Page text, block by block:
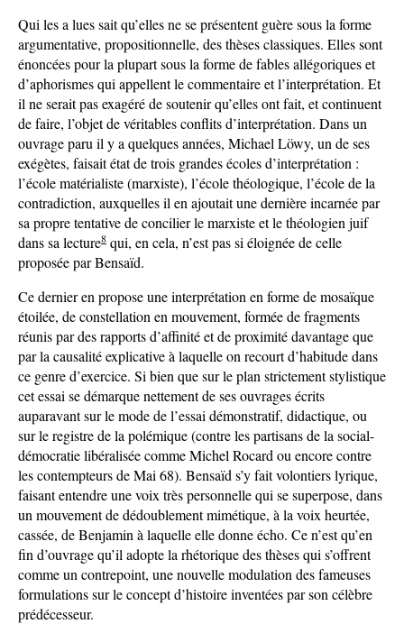
Qui les a lues sait qu’elles ne se présentent guère sous la forme
argumentative, propositionnelle, des thèses classiques. Elles sont
énoncées pour la plupart sous la forme de fables allégoriques et
d’aphorismes qui appellent le commentaire et l’interprétation. Et
il ne serait pas exagéré de soutenir qu’elles ont fait, et continuent
de faire, l’objet de véritables conflits d’interprétation. Dans un
ouvrage paru il y a quelques années, Michael Löwy, un de ses
exégètes, faisait état de trois grandes écoles d’interprétation :
l’école matérialiste (marxiste), l’école théologique, l’école de la
contradiction, auxquelles il en ajoutait une dernière incarnée par
sa propre tentative de concilier le marxiste et le théologien juif
dans sa lecture8 qui, en cela, n’est pas si éloignée de celle
proposée par Bensaïd.
Ce dernier en propose une interprétation en forme de mosaïque
étoilée, de constellation en mouvement, formée de fragments
réunis par des rapports d’affinité et de proximité davantage que
par la causalité explicative à laquelle on recourt d’habitude dans
ce genre d’exercice. Si bien que sur le plan strictement stylistique
cet essai se démarque nettement de ses ouvrages écrits
auparavant sur le mode de l’essai démonstratif, didactique, ou
sur le registre de la polémique (contre les partisans de la social-
démocratie libéralisée comme Michel Rocard ou encore contre
les contempteurs de Mai 68). Bensaïd s’y fait volontiers lyrique,
faisant entendre une voix très personnelle qui se superpose, dans
un mouvement de dédoublement mimétique, à la voix heurtée,
cassée, de Benjamin à laquelle elle donne écho. Ce n’est qu’en
fin d’ouvrage qu’il adopte la rhétorique des thèses qui s’offrent
comme un contrepoint, une nouvelle modulation des fameuses
formulations sur le concept d’histoire inventées par son célèbre
prédécesseur.